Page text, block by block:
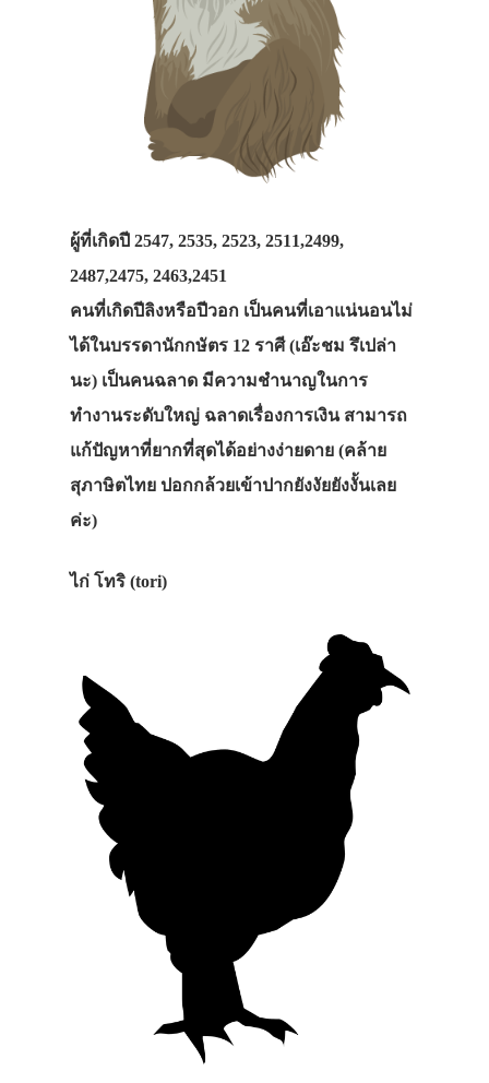
ผู้ที่เกิดปี 2547, 2535, 2523, 2511,2499,
2487,2475, 2463,2451
คนที่เกิดปีลิงหรือปีวอก เป็นคนที่เอาแน่นอนไม่
ได้ในบรรดานักกษัตร 12 ราศี (เอ๊ะชม รึเปล่า
นะ) เป็นคนฉลาด มีความชำนาญในการ
ทำงานระดับใหญ่ ฉลาดเรื่องการเงิน สามารถ
แก้ปัญหาที่ยากที่สุดได้อย่างง่ายดาย (คล้าย
สุภาษิตไทย ปอกกล้วยเข้าปากยังงัยยังงั้นเลย
ค่ะ)
ไก่ โทริ (tori)
เที่ยวญี่ปุ่นด้ว
เอง